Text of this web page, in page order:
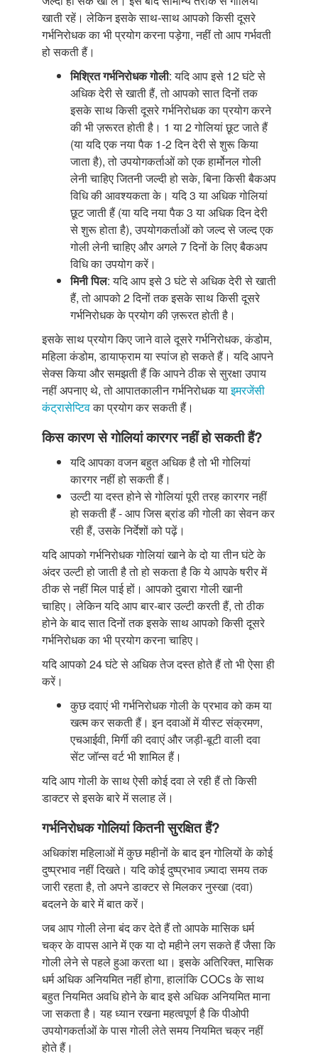
खाती रहें। लेकिन इसके साथ-साथ आपको किसी दूसरे
गर्भनिरोधक का भी प्रयोग करना पड़ेगा, नहीं तो आप गर्भवती
हो सकती हैं।
मिश्रित गर्भनिरोधक गोली: यदि आप इसे 12 घंटे से
अधिक देरी से खाती हैं, तो आपको सात दिनों तक
इसके साथ किसी दूसरे गर्भनिरोधक का प्रयोग करने
की भी ज़रूरत होती है। 1 या 2 गोलियां छूट जाते हैं
(या यदि एक नया पैक 1-2 दिन देरी से शुरू किया
जाता है), तो उपयोगकर्ताओं को एक हार्मोनल गोली
लेनी चाहिए जितनी जल्दी हो सके, बिना किसी बैकअप
विधि की आवश्यकता के। यदि 3 या अधिक गोलियां
छूट जाती हैं (या यदि नया पैक 3 या अधिक दिन देरी
से शुरू होता है), उपयोगकर्ताओं को जल्द से जल्द एक
गोली लेनी चाहिए और अगले 7 दिनों के लिए बैकअप
विधि का उपयोग करें।
मिनी पिल: यदि आप इसे 3 घंटे से अधिक देरी से खाती
हैं, तो आपको 2 दिनों तक इसके साथ किसी दूसरे
गर्भनिरोधक के प्रयोग की ज़रूरत होती है।
इसके साथ प्रयोग किए जाने वाले दूसरे गर्भनिरोधक, कंडोम,
महिला कंडोम, डायाफ्राम या स्पांज हो सकते हैं। यदि आपने
सेक्स किया और समझती हैं कि आपने ठीक से सुरक्षा उपाय
नहीं अपनाए थे, तो आपातकालीन गर्भनिरोधक याइमरजेंसी
कंट्रासेप्टिवका प्रयोग कर सकती हैं।
किस कारण से गोलियां कारगर नहीं हो सकती हैं?
यदि आपका वजन बहुत अधिक है तो भी गोलियां
कारगर नहीं हो सकती हैं।
उल्टी या दस्त होने से गोलियां पूरी तरह कारगर नहीं
हो सकती हैं - आप जिस ब्रांड की गोली का सेवन कर
रही हैं, उसके निर्देशों को पढ़ें।
यदि आपको गर्भनिरोधक गोलियां खाने के दो या तीन घंटे के
अंदर उल्टी हो जाती है तो हो सकता है कि ये आपके षरीर में
ठीक से नहीं मिल पाई हों। आपको दुबारा गोली खानी
चाहिए। लेकिन यदि आप बार-बार उल्टी करती हैं, तो ठीक
होने के बाद सात दिनों तक इसके साथ आपको किसी दूसरे
गर्भनिरोधक का भी प्रयोग करना चाहिए।
यदि आपको 24 घंटे से अधिक तेज दस्त होते हैं तो भी ऐसा ही
करें।
कुछ दवाएं भी गर्भनिरोधक गोली के प्रभाव को कम या
खत्म कर सकती हैं। इन दवाओं में यीस्ट संक्रमण,
एचआईवी, मिर्गी की दवाएं और जड़ी-बूटी वाली दवा
सेंट जॉन्स वर्ट भी शामिल हैं।
यदि आप गोली के साथ ऐसी कोई दवा ले रही हैं तो किसी
डाक्टर से इसके बारे में सलाह लें।
गर्भनिरोधक गोलियां कितनी सुरक्षित हैं?
अधिकांश महिलाओं में कुछ महीनों के बाद इन गोलियों के कोई
दुष्प्रभाव नहीं दिखते। यदि कोई दुष्प्रभाव ज़्यादा समय तक
जारी रहता है, तो अपने डाक्टर से मिलकर नुस्खा (दवा)
बदलने के बारे में बात करें।
जब आप गोली लेना बंद कर देते हैं तो आपके मासिक धर्म
चक्र के वापस आने में एक या दो महीने लग सकते हैं जैसा कि
गोली लेने से पहले हुआ करता था। इसके अतिरिक्त, मासिक
धर्म अधिक अनियमित नहीं होगा, हालांकि COCs के साथ
बहुत नियमित अवधि होने के बाद इसे अधिक अनियमित माना
जा सकता है। यह ध्यान रखना महत्वपूर्ण है कि पीओपी
उपयोगकर्ताओं के पास गोली लेते समय नियमित चक्र नहीं
होते हैं।